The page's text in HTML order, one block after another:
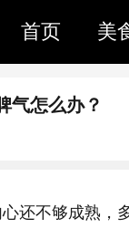
首页 美
气怎么办？
还不够成熟，